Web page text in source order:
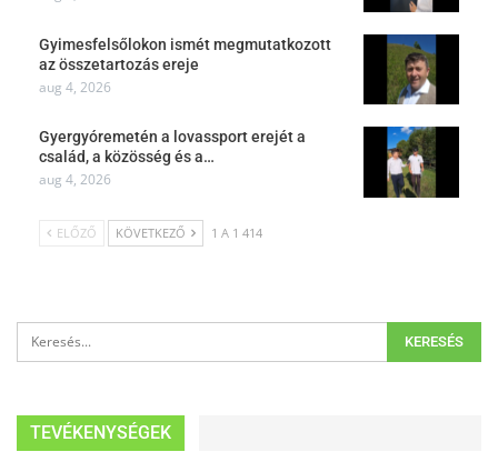
Gyimesfelsőlokon ismét megmutatkozott
az összetartozás ereje
aug 4, 2026
Gyergyóremetén a lovassport erejét a
család, a közösség és a…
aug 4, 2026
ELŐZŐ KÖVETKEZŐ 1 A 1 414
TEVÉKENYSÉGEK